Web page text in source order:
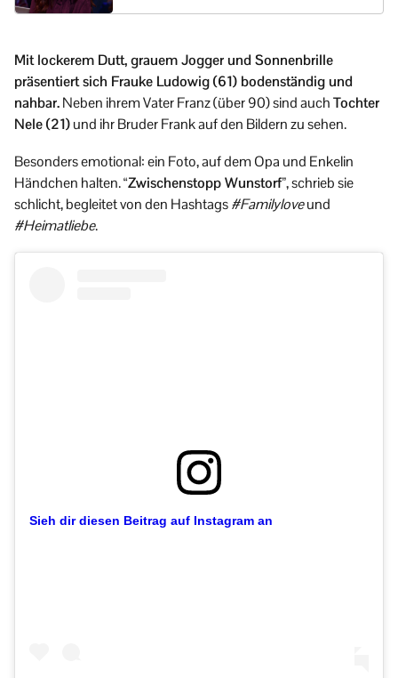
Mit lockerem Dutt, grauem Jogger und Sonnenbrille
präsentiert sich Frauke Ludowig (61) bodenständig und
nahbar.Neben ihrem Vater Franz (über 90) sind auchTochter
Nele (21)und ihr Bruder Frank auf den Bildern zu sehen.
Besonders emotional: ein Foto, auf dem Opa und Enkelin
Händchen halten.“Zwischenstopp Wunstorf”, schrieb sie
schlicht, begleitet von den Hashtags#Familyloveund
#Heimatliebe.
Sieh dir diesen Beitrag auf Instagram an